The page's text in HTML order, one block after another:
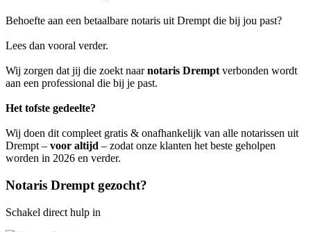
Behoefte aan een betaalbare notaris uit Drempt die bij jou past?
Lees dan vooral verder.
Wij zorgen dat jij die zoekt naarnotaris Drempt verbonden wordt
aan een professional die bij je past.
Het tofste gedeelte?
Wij doen dit compleet gratis & onafhankelijk van alle notarissen uit
Drempt – voor altijd – zodat onze klanten het beste geholpen
worden in 2026 en verder.
Notaris Drempt gezocht?
Schakel direct hulp in